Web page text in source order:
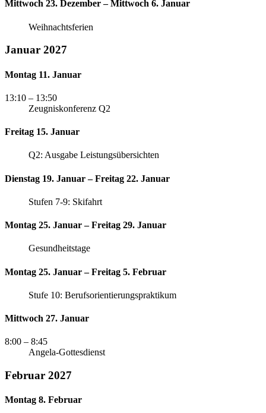
Mittwoch 23. Dezember – Mittwoch 6. Januar
Weihnachtsferien
Januar 2027
Montag 11. Januar
13:10 – 13:50
Zeugniskonferenz Q2
Freitag 15. Januar
Q2: Ausgabe Leistungsübersichten
Dienstag 19. Januar – Freitag 22. Januar
Stufen 7-9: Skifahrt
Montag 25. Januar – Freitag 29. Januar
Gesundheitstage
Montag 25. Januar – Freitag 5. Februar
Stufe 10: Berufsorientierungspraktikum
Mittwoch 27. Januar
8:00 – 8:45
Angela-Gottesdienst
Februar 2027
Montag 8. Februar